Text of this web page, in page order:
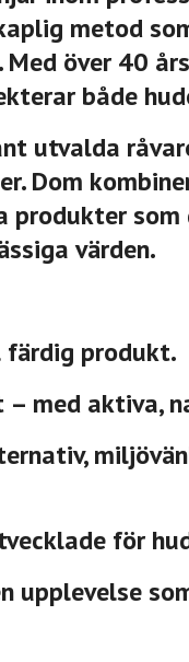
metod
över 40
både
utvalda
Dom
värden.
produkt.
– med aktiva,
för
upplevelse